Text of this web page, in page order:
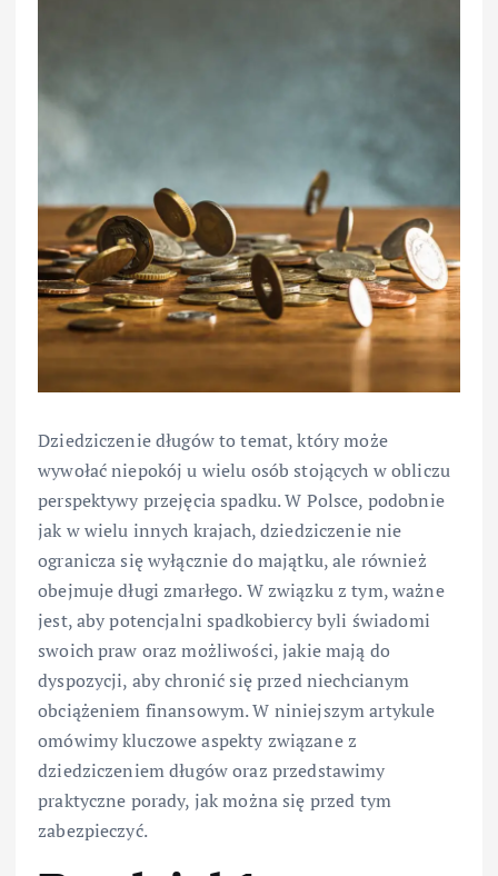
Dziedziczenie długów to temat, który może
wywołać niepokój u wielu osób stojących w obliczu
perspektywy przejęcia spadku. W Polsce, podobnie
jak w wielu innych krajach, dziedziczenie nie
ogranicza się wyłącznie do majątku, ale również
obejmuje długi zmarłego. W związku z tym, ważne
jest, aby potencjalni spadkobiercy byli świadomi
swoich praw oraz możliwości, jakie mają do
dyspozycji, aby chronić się przed niechcianym
obciążeniem finansowym. W niniejszym artykule
omówimy kluczowe aspekty związane z
dziedziczeniem długów oraz przedstawimy
praktyczne porady, jak można się przed tym
zabezpieczyć.